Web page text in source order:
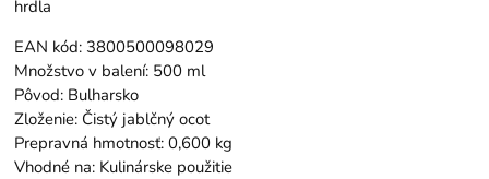
hrdla
EAN kód: 3800500098029
Množstvo v balení: 500 ml
Pôvod: Bulharsko
Zloženie: Čistý jablčný ocot
Prepravná hmotnosť: 0,600 kg
Vhodné na: Kulinárske použitie